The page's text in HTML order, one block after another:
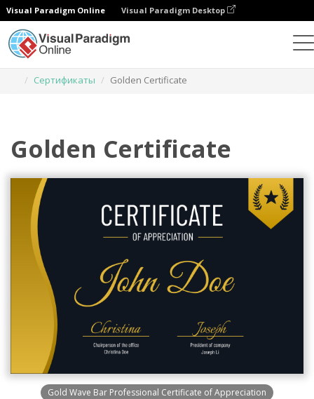
Visual Paradigm Online Visual Paradigm Desktop
Сертификаты
Golden Certificate
Golden Certificate
Gold Wave Bar Professional Certificate of Appreciation